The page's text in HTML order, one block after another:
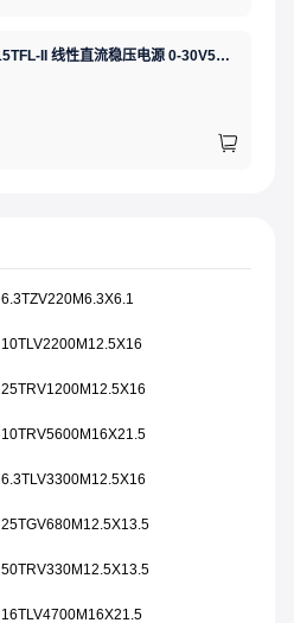
优利德 UTP3315TFL-II 线性直流稳压电源 0-30V5A 低噪声高精度实验电源
6.3TZV220M6.3X6.1
10TLV2200M12.5X16
25TRV1200M12.5X16
10TRV5600M16X21.5
6.3TLV3300M12.5X16
25TGV680M12.5X13.5
50TRV330M12.5X13.5
16TLV4700M16X21.5